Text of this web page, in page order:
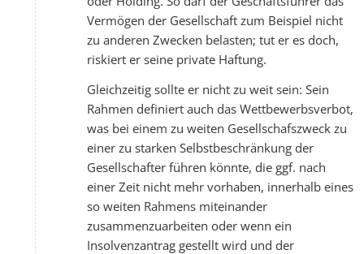
Vermögen der Gesellschaft zum Beispiel nicht
zu anderen Zwecken belasten; tut er es doch,
riskiert er seine private Haftung.
Gleichzeitig sollte er nicht zu weit sein: Sein
Rahmen definiert auch das Wettbewerbsverbot,
was bei einem zu weiten Gesellschafszweck zu
einer zu starken Selbstbeschränkung der
Gesellschafter führen könnte, die ggf. nach
einer Zeit nicht mehr vorhaben, innerhalb eines
so weiten Rahmens miteinander
zusammenzuarbeiten oder wenn ein
Insolvenzantrag gestellt wird und der